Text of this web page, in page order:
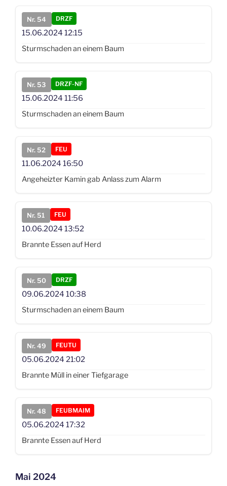
Nr. 54 DRZF
15.06.2024 12:15
Sturmschaden an einem Baum
Nr. 53 DRZF-NF
15.06.2024 11:56
Sturmschaden an einem Baum
Nr. 52 FEU
11.06.2024 16:50
Angeheizter Kamin gab Anlass zum Alarm
Nr. 51 FEU
10.06.2024 13:52
Brannte Essen auf Herd
Nr. 50 DRZF
09.06.2024 10:38
Sturmschaden an einem Baum
Nr. 49 FEUTU
05.06.2024 21:02
Brannte Müll in einer Tiefgarage
Nr. 48 FEUBMAIM
05.06.2024 17:32
Brannte Essen auf Herd
Mai 2024